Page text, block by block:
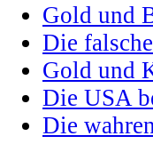
Gold und
Die
Gold und
Die USA
Die